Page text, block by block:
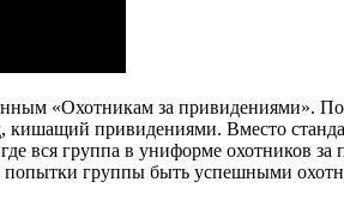
«Охотникам за привидениями».
привидениями. Вместо
вся группа в униформе
попытки группы быть успешными